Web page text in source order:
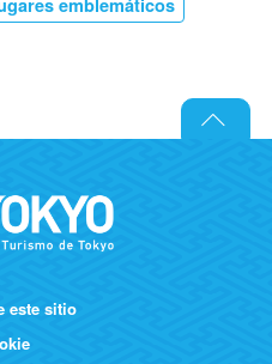
emblemáticos
este sitio